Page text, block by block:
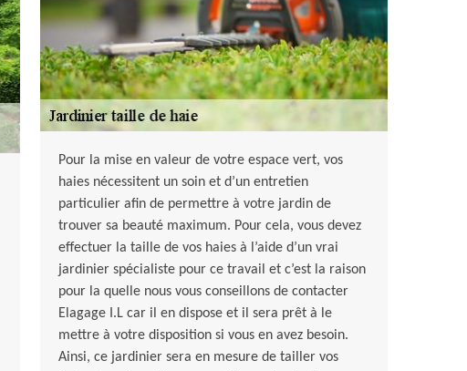
Pour la mise en valeur de votre espace vert, vos
haies nécessitent un soin et d’un entretien
particulier afin de permettre à votre jardin de
trouver sa beauté maximum. Pour cela, vous devez
effectuer la taille de vos haies à l’aide d’un vrai
jardinier spécialiste pour ce travail et c’est la raison
pour la quelle nous vous conseillons de contacter
Elagage I.L car il en dispose et il sera prêt à le
mettre à votre disposition si vous en avez besoin.
Ainsi, ce jardinier sera en mesure de tailler vos